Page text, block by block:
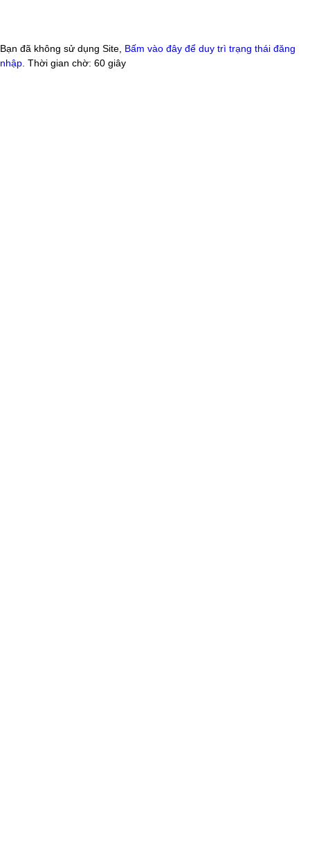
Bạn đã không sử dụng Site, Bấm vào đây để duy trì trạng thái đăng
nhập . Thời gian chờ: 60 giây